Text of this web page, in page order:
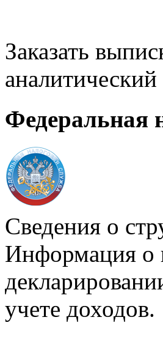
Заказать
Федеральная
Сведения о
Информация о
учете доходов.